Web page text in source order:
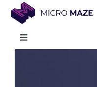
Skip
contentToggle
Navigation